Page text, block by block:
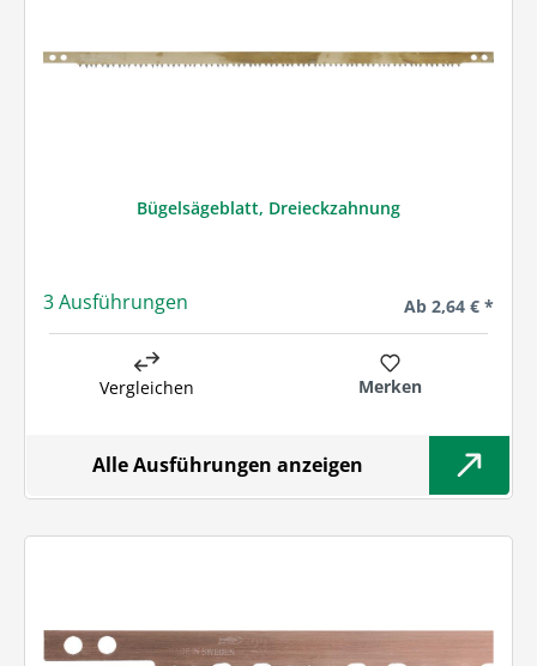
Bügelsägeblatt, Dreieckzahnung
3 Ausführungen Regulärer Preis:
Ab 2,64 € *
Vergleichen Merken
Alle Ausführungen anzeigen